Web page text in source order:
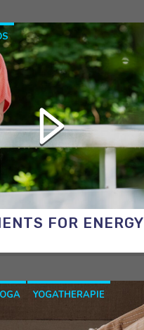
OVERGANG
FOR ENERGY
YOGATHERAPIE